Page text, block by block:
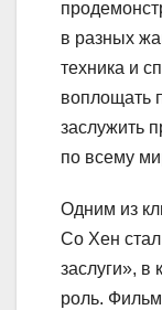
в разных
техника и
воплощать
заслужить
по всему
Одним из
Со Хен
заслуги», в
роль.